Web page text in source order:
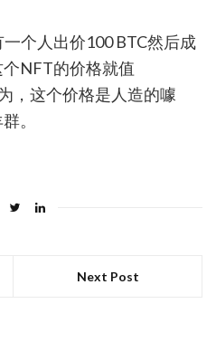
个人出价100 BTC然后成
NFT的价格就值
，这个价格是人造的噱
。
Next Post